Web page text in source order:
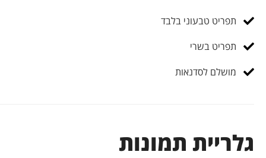
תפריט טבעוני בלבד
תפריט בשרי
מושלם לסדנאות
גלריית תמונות